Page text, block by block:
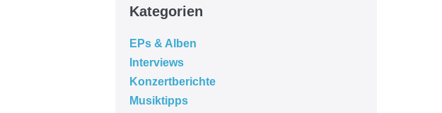
Kategorien
EPs & Alben
Interviews
Konzertberichte
Musiktipps